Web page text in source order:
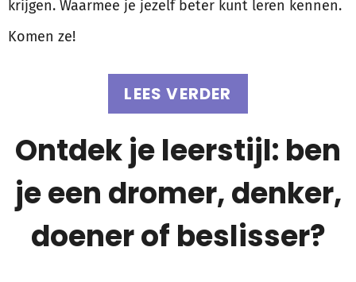
krijgen. Waarmee je jezelf beter kunt leren kennen.
Komen ze!
LEES VERDER
Ontdek je leerstijl: ben
je een dromer, denker,
doener of beslisser?